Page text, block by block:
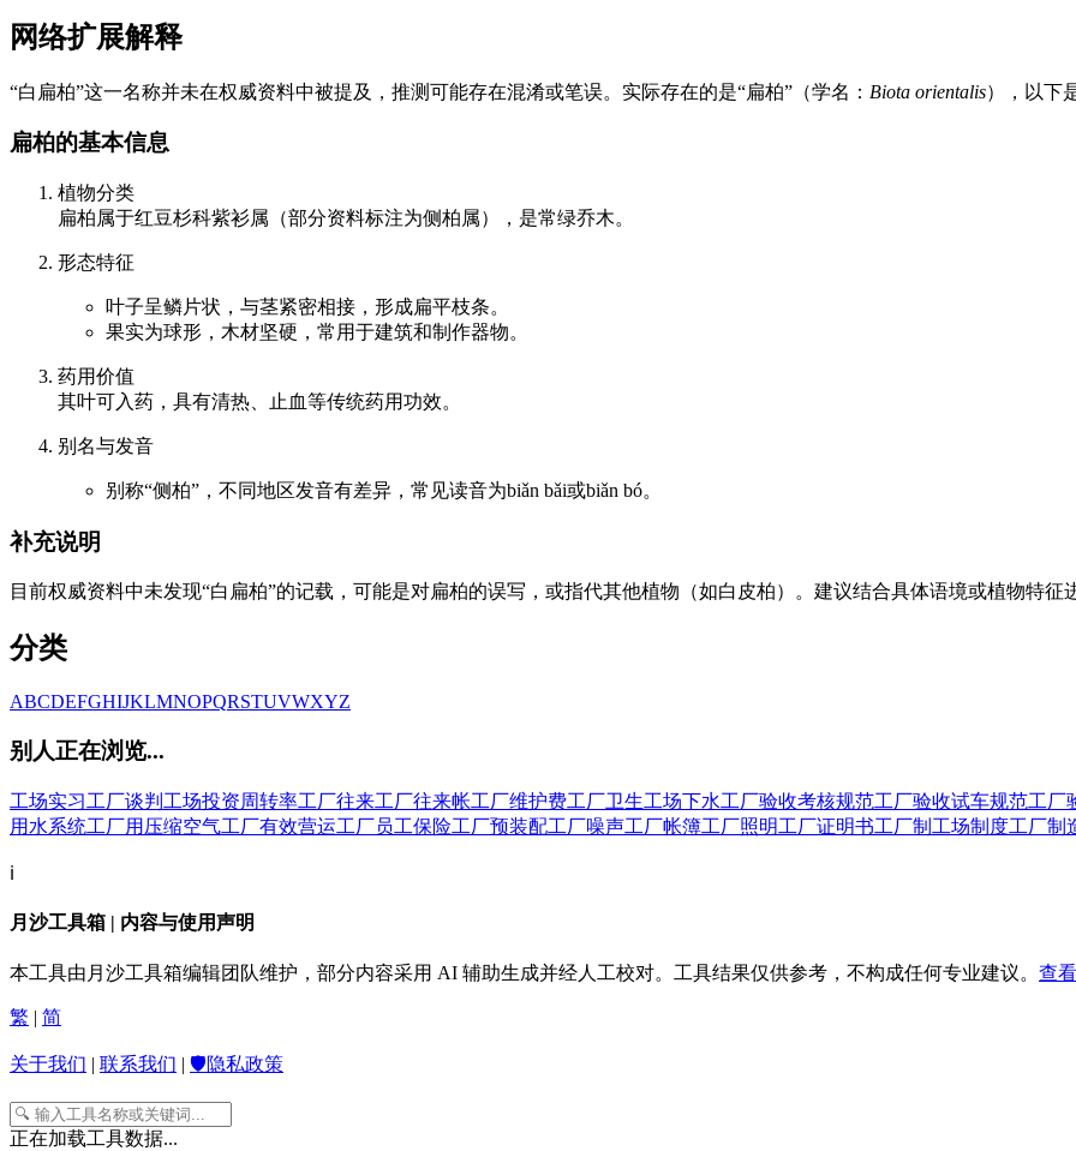
网络扩展解释
“白扁柏”这一名称并未在权威资料中被提及，推测可能存在混淆或笔误。实际存在的是“扁柏”（学名： Biota orientalis），以下
扁柏的基本信息
植物分类
扁柏属于红豆杉科紫衫属（部分资料标注为侧柏属），是常绿乔木。
形态特征
叶子呈鳞片状，与茎紧密相接，形成扁平枝条。
果实为球形，木材坚硬，常用于建筑和制作器物。
药用价值
其叶可入药，具有清热、止血等传统药用功效。
别名与发音
别称“侧柏”，不同地区发音有差异，常见读音为biǎn bǎi或biǎn bó。
补充说明
目前权威资料中未发现“白扁柏”的记载，可能是对扁柏的误写，或指代其他植物（如白皮柏）。建议结合具体语境或植物特征
分类
ABCDEFGHIJKLMNOPQRSTUVWXYZ
别人正在浏览...
工场实习工厂谈判 工场投资周转率工厂往来工厂往来帐工厂维护费工厂卫生工场下水工厂验收考核规范工厂验收试车规范工厂
用水系统工厂用压缩空气工厂有效营运工厂员工保险工厂预装配工厂噪声工厂帐簿工厂照明工厂证明书工厂制 工场制度工厂制
ℹ️
月沙工具箱 | 内容与使用声明
本工具由月沙工具箱编辑团队维护，部分内容采用 AI 辅助生成并经人工校对。工具结果仅供参考，不构成任何专业建议。 查
繁 | 简
关于我们 | 联系我们 | 🛡️隐私政策
正在加载工具数据...